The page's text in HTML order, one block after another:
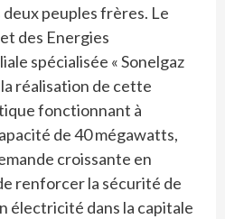
peuples frères. Le
des Energies
spécialisée « Sonelgaz
réalisation de cette
fonctionnant à
de 40 mégawatts,
croissante en
renforcer la sécurité de
électricité dans la capitale